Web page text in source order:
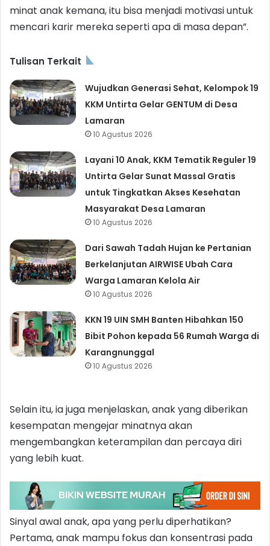
minat anak kemana, itu bisa menjadi motivasi untuk
mencari karir mereka seperti apa di masa depan”.
Tulisan Terkait
Wujudkan Generasi Sehat, Kelompok 19
KKM Untirta Gelar GENTUM di Desa
Lamaran
10 Agustus 2026
Layani 10 Anak, KKM Tematik Reguler 19
Untirta Gelar Sunat Massal Gratis
untuk Tingkatkan Akses Kesehatan
Masyarakat Desa Lamaran
10 Agustus 2026
Dari Sawah Tadah Hujan ke Pertanian
Berkelanjutan AIRWISE Ubah Cara
Warga Lamaran Kelola Air
10 Agustus 2026
KKN 19 UIN SMH Banten Hibahkan 150
Bibit Pohon kepada 56 Rumah Warga di
Karangnunggal
10 Agustus 2026
Selain itu, ia juga menjelaskan, anak yang diberikan
kesempatan mengejar minatnya akan
mengembangkan keterampilan dan percaya diri
yang lebih kuat.
Sinyal awal anak, apa yang perlu diperhatikan?
Pertama, anak mampu fokus dan konsentrasi pada